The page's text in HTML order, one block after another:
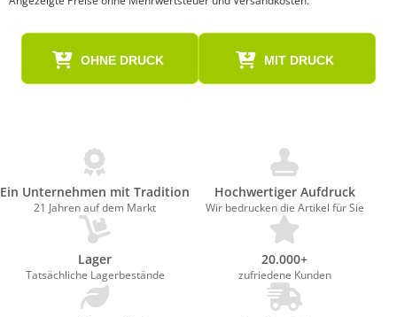
OHNE DRUCK MIT DRUCK
Ein Unternehmen mit Tradition
21 Jahren auf dem Markt
Hochwertiger Aufdruck
Wir bedrucken die Artikel für Sie
Lager
Tatsächliche Lagerbestände
20.000+
zufriedene Kunden